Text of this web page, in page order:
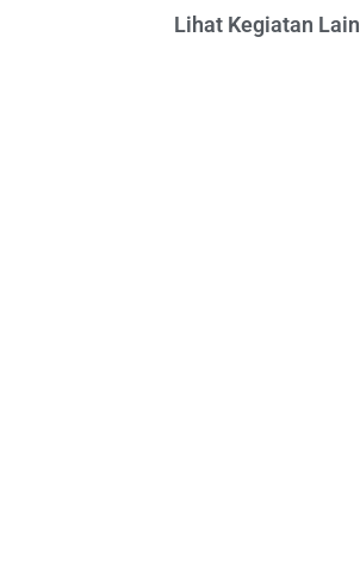
Lihat Kegiatan Lain